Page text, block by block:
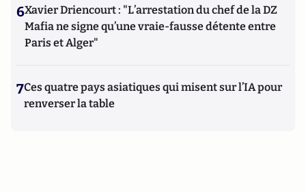
6Xavier Driencourt : "L’arrestation du chef de la DZ
Mafia ne signe qu’une vraie-fausse détente entre
Paris et Alger"
7Ces quatre pays asiatiques qui misent sur l’IA pour
renverser la table